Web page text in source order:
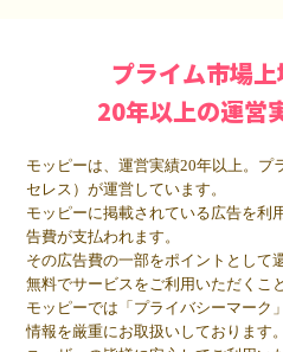
プライム市場
20年以上の運営
モッピーは、運営実績20年以上。プ
セレス）が運営しています。
モッピーに掲載されている広告を利
告費が支払われます。
その広告費の一部をポイントとして
無料でサービスをご利用いただくこ
モッピーでは「プライバシーマーク
情報を厳重にお取扱いしております。